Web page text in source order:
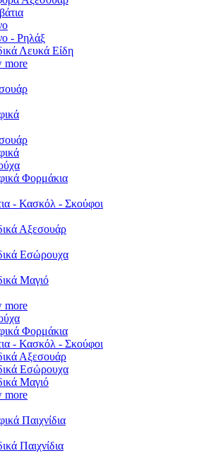
- Ρηλάξ
Λευκά Είδη
more
Φορμάκια
- Κασκόλ - Σκούφοι
Αξεσουάρ
Εσώρουχα
Μαγιό
more
Φορμάκια
- Κασκόλ - Σκούφοι
Αξεσουάρ
Εσώρουχα
Μαγιό
more
Παιχνίδια
Παιχνίδια